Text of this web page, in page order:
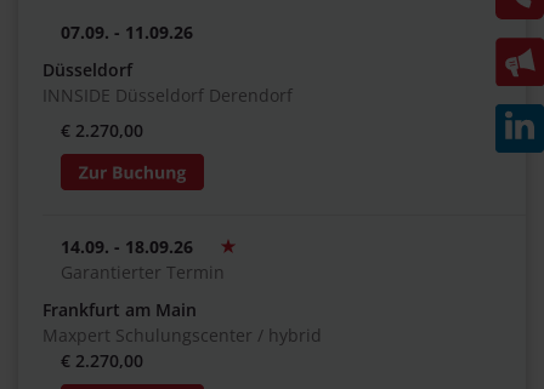
07.09. - 11.09.26
Düsseldorf
INNSIDE Düsseldorf Derendorf
€ 2.270,00
14.09. - 18.09.26
Garantierter Termin
Frankfurt am Main
Maxpert Schulungscenter / hybrid
€ 2.270,00